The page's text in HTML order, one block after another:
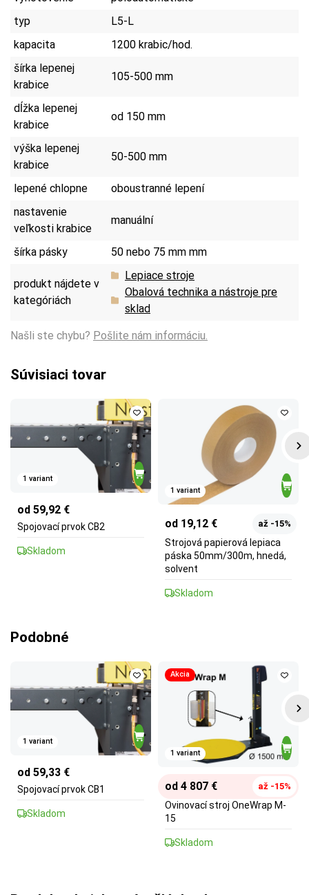
typ
L5-L
kapacita
1200 krabic/hod.
šírka lepenej
krabice
105-500 mm
dĺžka lepenej
krabice
od 150 mm
výška lepenej
krabice
50-500 mm
lepené chlopne
oboustranné lepení
nastavenie
veľkosti krabice
manuální
šírka pásky 50 nebo 75 mm mm
produkt nájdete v
kategóriách
Lepiace stroje
Obalová technika a nástroje pre
sklad
Našli ste chybu? Pošlite nám informáciu.
Súvisiaci tovar
1 variant
od 59,92 €
Spojovací prvok CB2
Skladom
1 variant
od 19,12 € až -15%
Strojová papierová lepiaca
páska 50mm/300m, hnedá,
solvent
Skladom
Podobné
1 variant
od 59,33 €
Spojovací prvok CB1
Skladom
Akcia
1 variant
od 4 807 € až -15%
Ovinovací stroj OneWrap M-
15
Skladom